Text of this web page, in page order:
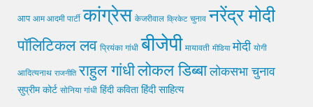
आप आम आदमी पार्टी कांग्रेस केजरीवाल क्रिकेट चुनाव नरेंद्र मोदी
पॉलिटिकल लव प्रियंका गांधी बीजेपी मायावती मीडिया मोदी योगी
आदित्यनाथ राजनीति राहुल गांधीलोकल डिब्बा लोकसभा चुनाव
सुप्रीम कोर्ट सोनिया गांधी हिंदी कविता हिंदी साहित्य